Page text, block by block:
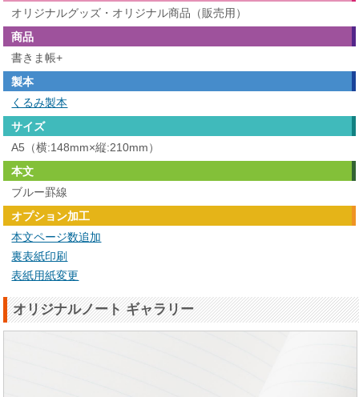
オリジナルグッズ・オリジナル商品（販売用）
商品
書きま帳+
製本
くるみ製本
サイズ
A5（横:148mm×縦:210mm）
本文
ブルー罫線
オプション加工
本文ページ数追加
裏表紙印刷
表紙用紙変更
オリジナルノート ギャラリー